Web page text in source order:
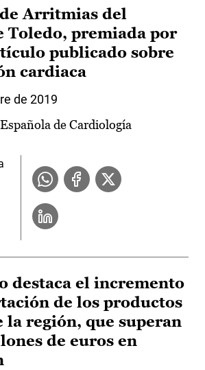
Arritmias del
Toledo, premiada por
publicado sobre
cardiaca
de 2019
de Cardiología
destaca el incremento
de los productos
la región, que superan
de euros en